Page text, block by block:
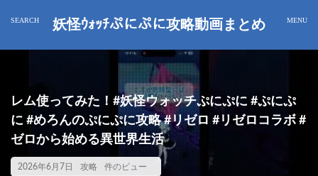
妖怪ｳｫｯﾁぷにぷに攻略動画まとめ
レム使ってみた！#妖怪ウォッチぷにぷに #ぷにぷ
に #めろんのぷにぷに攻略 #リゼロ #リゼロコラボ #
ゼロから始める異世界生活
2026年6月7日 攻略 件のビュー